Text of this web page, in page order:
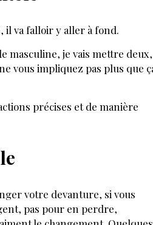
PAR VIRGINIE
FORMATRICE EN TECHNIQUE DE
VENTES SPÉCIALISÉES INSTITUTS ET